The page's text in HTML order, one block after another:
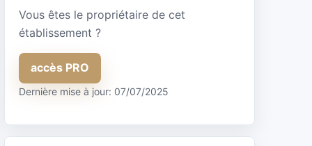
Vous êtes le propriétaire de cet
établissement ?
accès PRO
Dernière mise à jour: 07/07/2025